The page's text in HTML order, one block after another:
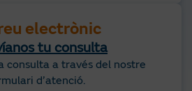
electrònic
tu consulta
consulta a través del nostre
d’atenció.